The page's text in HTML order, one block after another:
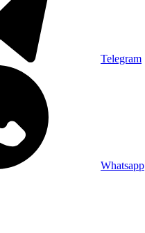
Telegram
Whatsapp